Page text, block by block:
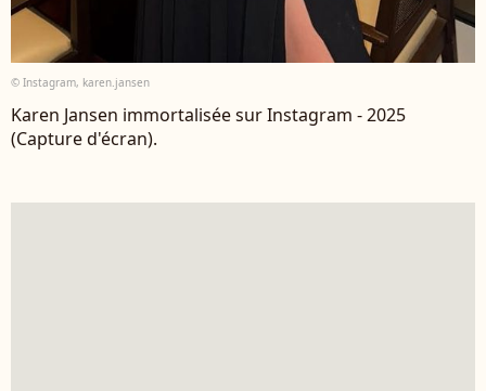
© Instagram, karen.jansen
Karen Jansen immortalisée sur Instagram - 2025
(Capture d'écran).